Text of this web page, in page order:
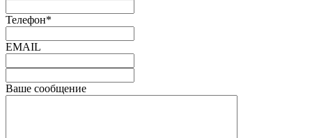
Телефон*
EMAIL
Ваше сообщение